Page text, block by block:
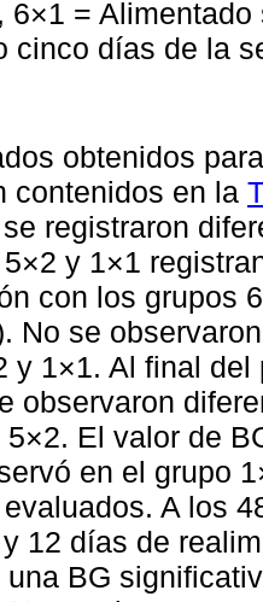
6×1 =
cinco días de la
obtenidos
contenidos en la
registraron
y 1×1
con los grupos
No se
y 1×1. Al final
observaron
El valor de
en el grupo
A los
12 días de
una BG